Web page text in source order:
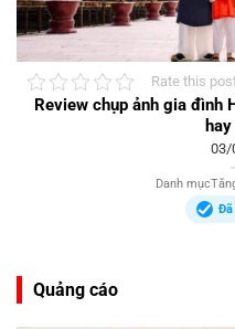
Rate this
Review chụp ảnh gia đình
03/
Danh
Đã
Quảng cáo